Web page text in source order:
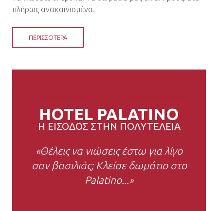
πλήρως ανακαινισμένα.
ΠΕΡΙΣΣΟΤΕΡΑ
HOTEL PALATINO
Η ΕΙΣΟΔΟΣ ΣΤΗΝ ΠΟΛΥΤΕΛΕΙΑ
«Θέλεις να νιώσεις έστω για λίγο
σαν βασιλιάς; Κλείσε δωμάτιο στο
Palatino...»